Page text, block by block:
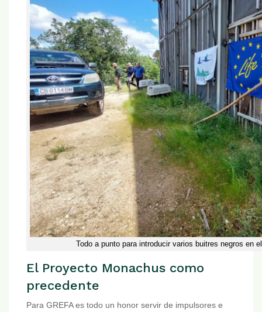
Todo a punto para introducir varios buitres negros en
El Proyecto Monachus como
precedente
Para GREFA es todo un honor servir de impulsores e